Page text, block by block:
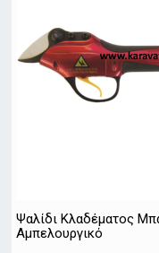
Ψαλίδι Κλαδέματος
Αμπελουργικό